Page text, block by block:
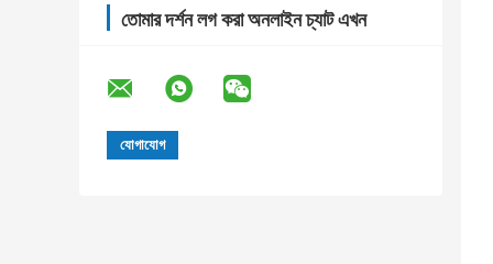
তোমার দর্শন লগ করা অনলাইন চ্যাট এখন